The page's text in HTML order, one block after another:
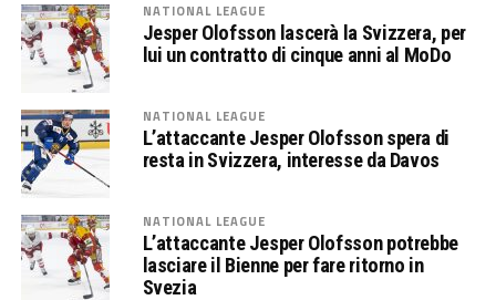
NATIONAL LEAGUE
Jesper Olofsson lascerà la Svizzera, per
lui un contratto di cinque anni al MoDo
NATIONAL LEAGUE
L’attaccante Jesper Olofsson spera di
resta in Svizzera, interesse da Davos
NATIONAL LEAGUE
L’attaccante Jesper Olofsson potrebbe
lasciare il Bienne per fare ritorno in
Svezia